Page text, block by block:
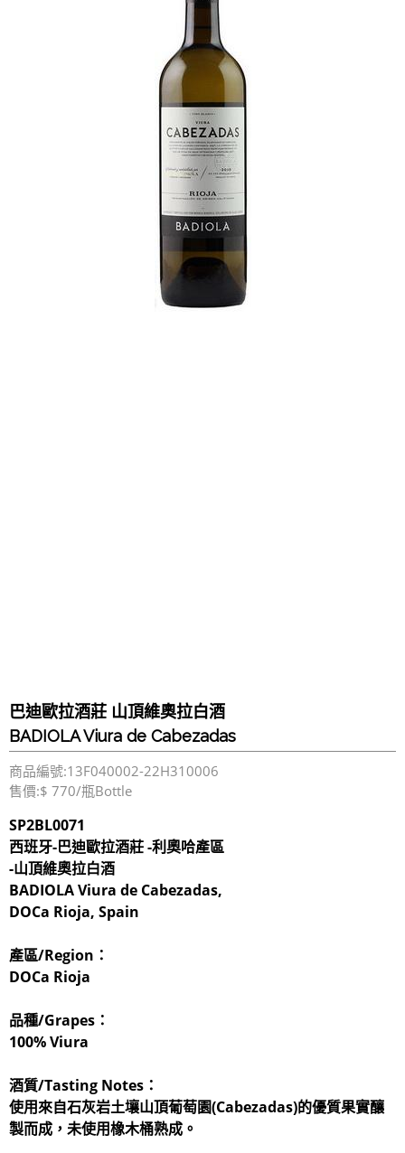
巴迪歐拉酒莊 山頂維奧拉白酒
BADIOLA Viura de Cabezadas
商品編號:13F040002-22H310006
售價:$ 770/瓶Bottle
SP2BL0071
西班牙-巴迪歐拉酒莊 -利奧哈產區
-山頂維奧拉白酒
BADIOLA Viura de Cabezadas,
DOCa Rioja, Spain
產區/Region：
DOCa Rioja
品種/Grapes：
100% Viura
酒質/Tasting Notes：
使用來自石灰岩土壤山頂葡萄園(Cabezadas)的優質果實釀
製而成，未使用橡木桶熟成。